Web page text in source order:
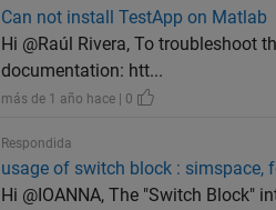
Can not install TestApp on Matlab
Hi @Raúl Rivera, To troubleshoot
documentation: htt...
más de 1 año hace | 0
Respondida
usage of switch block : simspace,
Hi @IOANNA, The "Switch Block"